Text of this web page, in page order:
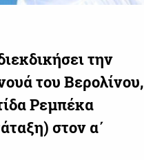
την
του Βερολίνου,
Ρεμπέκα
στον α΄